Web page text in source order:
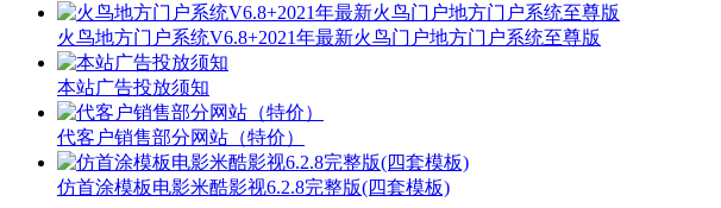
火鸟地方门户系统V6.8+2021年最新火鸟门户地方门户系统至尊版
本站广告投放须知
代客户销售部分网站（特价）
仿首涂模板电影米酷影视6.2.8完整版(四套模板)